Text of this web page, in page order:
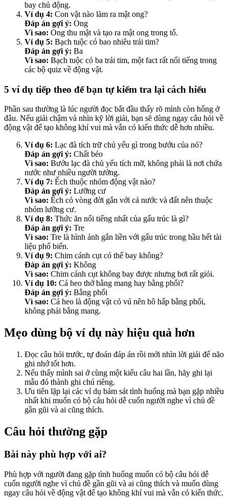
bay chủ động.
Ví dụ 4: Con vật nào làm ra mật ong?
Đáp án gợi ý: Ong
Vì sao: Ong thu mật và tạo ra mật ong trong tổ.
Ví dụ 5: Bạch tuộc có bao nhiêu trái tim?
Đáp án gợi ý: Ba
Vì sao: Bạch tuộc có ba trái tim, một fact rất nổi tiếng trong
các bộ quiz về động vật.
5 ví dụ tiếp theo để bạn tự kiểm tra lại cách hiểu
Phần sau thường là lúc người đọc bắt đầu thấy rõ mình còn hổng ở
đâu. Nếu giải chậm và nhìn kỹ lời giải, bạn sẽ dùng ngay câu hỏi về
động vật để tạo không khí vui mà vẫn có kiến thức dễ hơn nhiều.
Ví dụ 6: Lạc đà tích trữ chủ yếu gì trong bướu của nó?
Đáp án gợi ý: Chất béo
Vì sao: Bướu lạc đà chủ yếu tích mỡ, không phải là nơi chứa
nước như nhiều người tưởng.
Ví dụ 7: Ếch thuộc nhóm động vật nào?
Đáp án gợi ý: Lưỡng cư
Vì sao: Ếch có vòng đời gắn với cả nước và đất nên thuộc
nhóm lưỡng cư.
Ví dụ 8: Thức ăn nổi tiếng nhất của gấu trúc là gì?
Đáp án gợi ý: Tre
Vì sao: Tre là hình ảnh gắn liền với gấu trúc trong hầu hết tài
liệu phổ biến.
Ví dụ 9: Chim cánh cụt có thể bay không?
Đáp án gợi ý: Không
Vì sao: Chim cánh cụt không bay được nhưng bơi rất giỏi.
Ví dụ 10: Cá heo thở bằng mang hay bằng phổi?
Đáp án gợi ý: Bằng phổi
Vì sao: Cá heo là động vật có vú nên hô hấp bằng phổi,
không phải bằng mang.
Mẹo dùng bộ ví dụ này hiệu quả hơn
Đọc câu hỏi trước, tự đoán đáp án rồi mới nhìn lời giải để não
ghi nhớ tốt hơn.
Nếu thấy mình sai ở cùng một kiểu câu hai lần, hãy ghi lại
mẫu đó thành ghi chú riêng.
Ưu tiên lặp lại các ví dụ bám sát tình huống mà bạn gặp nhiều
nhất khi muốn có bộ câu hỏi dễ cuốn người nghe vì chủ đề
gần gũi và ai cũng thích.
Câu hỏi thường gặp
Bài này phù hợp với ai?
Phù hợp với người đang gặp tình huống muốn có bộ câu hỏi dễ
cuốn người nghe vì chủ đề gần gũi và ai cũng thích và muốn dùng
ngay câu hỏi về động vật để tạo không khí vui mà vẫn có kiến thức.